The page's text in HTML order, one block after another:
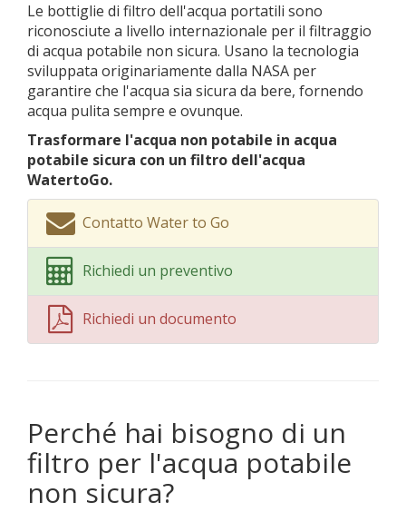
Le bottiglie di filtro dell'acqua portatili sono
riconosciute a livello internazionale per il filtraggio
di acqua potabile non sicura. Usano la tecnologia
sviluppata originariamente dalla NASA per
garantire che l'acqua sia sicura da bere, fornendo
acqua pulita sempre e ovunque.
Trasformare l'acqua non potabile in acqua
potabile sicura con un filtro dell'acqua
WatertoGo.
Contatto Water to Go
Richiedi un preventivo
Richiedi un documento
Perché hai bisogno di un
filtro per l'acqua potabile
non sicura?